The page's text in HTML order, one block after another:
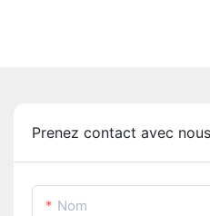
Prenez contact avec nous
Nom